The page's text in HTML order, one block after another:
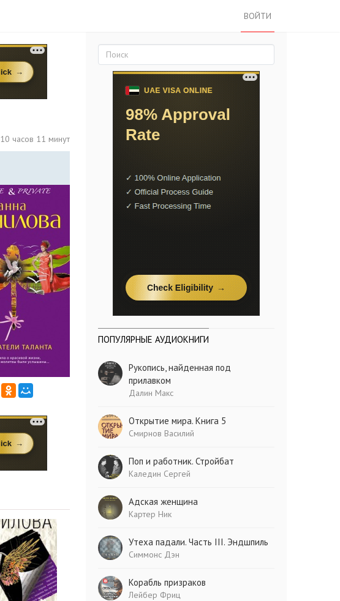
ВОЙТИ
10 часов 11 минут
ПОПУЛЯРНЫЕ АУДИОКНИГИ
Рукопись, найденная под
прилавком
Далин Макс
Открытие мира. Книга 5
Смирнов Василий
Поп и работник. Стройбат
Каледин Сергей
Адская женщина
Картер Ник
Утеха падали. Часть III. Эндшпиль
Симмонс Дэн
Корабль призраков
Лейбер Фриц